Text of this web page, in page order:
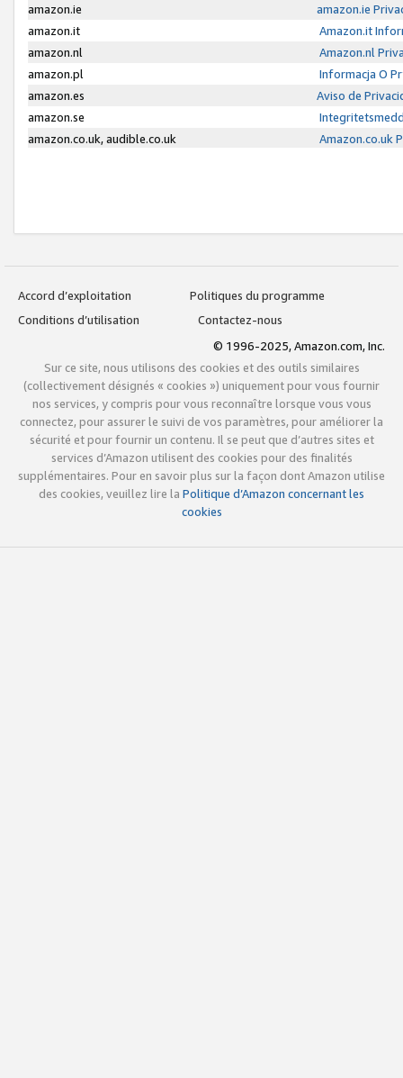
amazon.ie
amazon.ie
amazon.it
Amazon.it
amazon.nl
Amazon.nl
amazon.pl
Informacja O
amazon.es
Aviso de
amazon.se
amazon.co.uk, audible.co.uk
Amazon.co.uk
Accord d’exploitation
Politiques du programme
Conditions d’utilisation
Contactez-nous
© 1996-2025, Amazon.com, Inc.
Sur ce site, nous utilisons des cookies et des outils similaires
(collectivement désignés « cookies ») uniquement pour vous fournir
nos services, y compris pour vous reconnaître lorsque vous vous
connectez, pour assurer le suivi de vos paramètres, pour améliorer la
sécurité et pour fournir un contenu. Il se peut que d’autres sites et
services d’Amazon utilisent des cookies pour des finalités
supplémentaires. Pour en savoir plus sur la façon dont Amazon utilise
des cookies, veuillez lire la Politique d’Amazon concernant les
cookies